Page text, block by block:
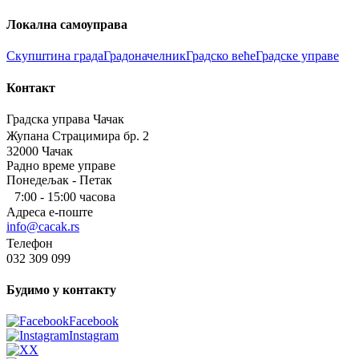
Локална самоуправа
Скупштина градаГрадоначелникГрадско већеГрадске управе
Контакт
Градска управа Чачак
Жупана Страцимира бр. 2
32000 Чачак
Радно време управе
Понедељак - Петак
7:00 - 15:00 часова
Адреса е-поште
info@cacak.rs
Телефон
032 309 099
Будимо у контакту
Facebook
Instagram
X